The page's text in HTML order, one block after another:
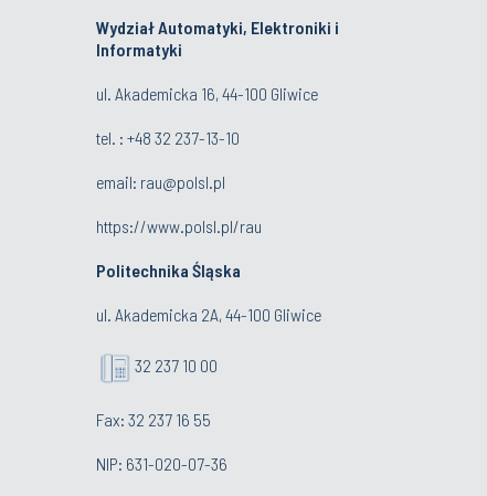
Wydział Automatyki, Elektroniki i
Informatyki
ul. Akademicka 16, 44-100 Gliwice
tel. : +48 32 237-13-10
email: rau@polsl.pl
https://www.polsl.pl/rau
Politechnika Śląska
ul. Akademicka 2A, 44-100 Gliwice
32 237 10 00
Fax: 32 237 16 55
NIP: 631-020-07-36